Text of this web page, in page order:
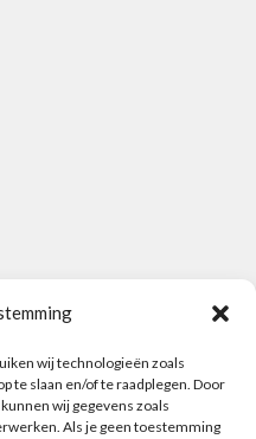
wij technologieën zoals
te slaan en/of te raadplegen. Door
wij gegevens zoals
Als je geen toestemming